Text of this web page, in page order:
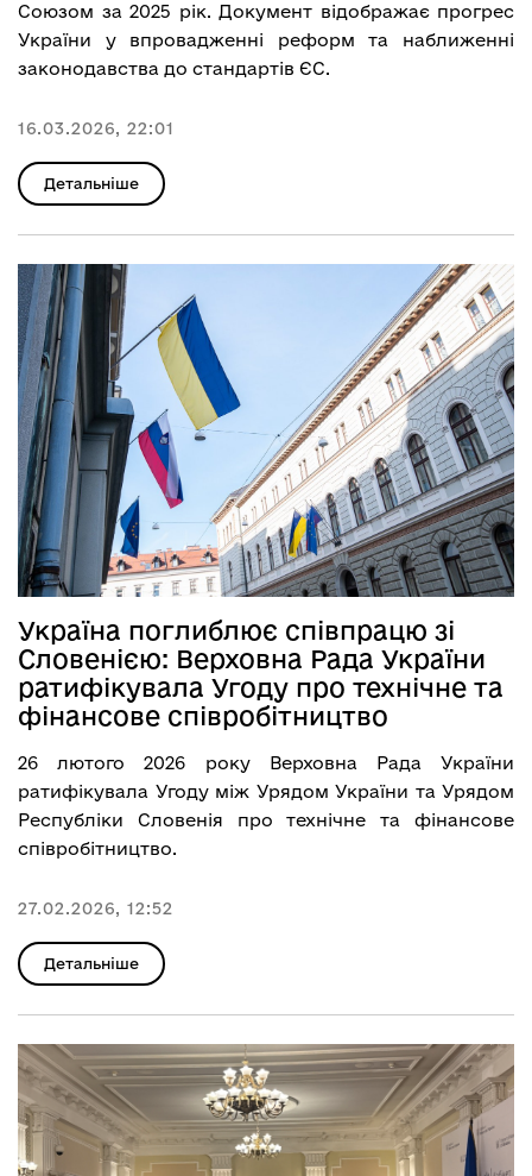
Союзом за 2025 рік. Документ відображає прогрес
України у впровадженні реформ та наближенні
законодавства до стандартів ЄС.
16.03.2026, 22:01
Детальніше
Україна поглиблює співпрацю зі
Словенією: Верховна Рада України
ратифікувала Угоду про технічне та
фінансове співробітництво
26 лютого 2026 року Верховна Рада України
ратифікувала Угоду між Урядом України та Урядом
Республіки Словенія про технічне та фінансове
співробітництво.
27.02.2026, 12:52
Детальніше